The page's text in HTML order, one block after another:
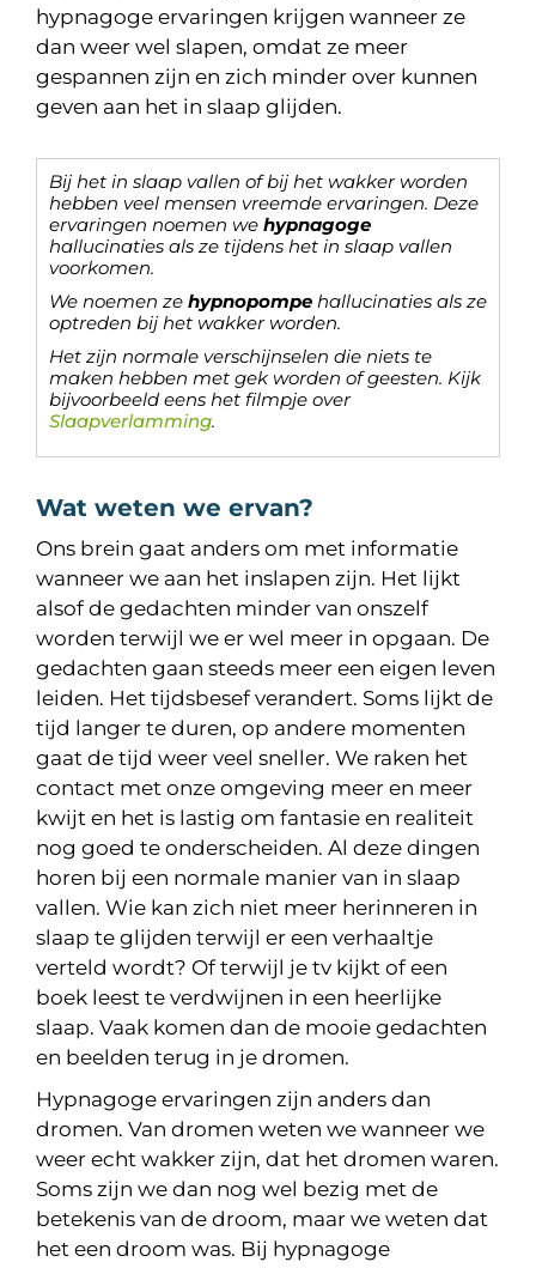
hypnagoge ervaringen krijgen wanneer ze
dan weer wel slapen, omdat ze meer
gespannen zijn en zich minder over kunnen
geven aan het in slaap glijden.
Bij het in slaap vallen of bij het wakker worden
hebben veel mensen vreemde ervaringen. Deze
ervaringen noemen we hypnagoge
hallucinaties als ze tijdens het in slaap vallen
voorkomen.
We noemen ze hypnopompe hallucinaties als ze
optreden bij het wakker worden.
Het zijn normale verschijnselen die niets te
maken hebben met gek worden of geesten. Kijk
bijvoorbeeld eens het filmpje over
Slaapverlamming.
Wat weten we ervan?
Ons brein gaat anders om met informatie
wanneer we aan het inslapen zijn. Het lijkt
alsof de gedachten minder van onszelf
worden terwijl we er wel meer in opgaan. De
gedachten gaan steeds meer een eigen leven
leiden. Het tijdsbesef verandert. Soms lijkt de
tijd langer te duren, op andere momenten
gaat de tijd weer veel sneller. We raken het
contact met onze omgeving meer en meer
kwijt en het is lastig om fantasie en realiteit
nog goed te onderscheiden. Al deze dingen
horen bij een normale manier van in slaap
vallen. Wie kan zich niet meer herinneren in
slaap te glijden terwijl er een verhaaltje
verteld wordt? Of terwijl je tv kijkt of een
boek leest te verdwijnen in een heerlijke
slaap. Vaak komen dan de mooie gedachten
en beelden terug in je dromen.
Hypnagoge ervaringen zijn anders dan
dromen. Van dromen weten we wanneer we
weer echt wakker zijn, dat het dromen waren.
Soms zijn we dan nog wel bezig met de
betekenis van de droom, maar we weten dat
het een droom was. Bij hypnagoge